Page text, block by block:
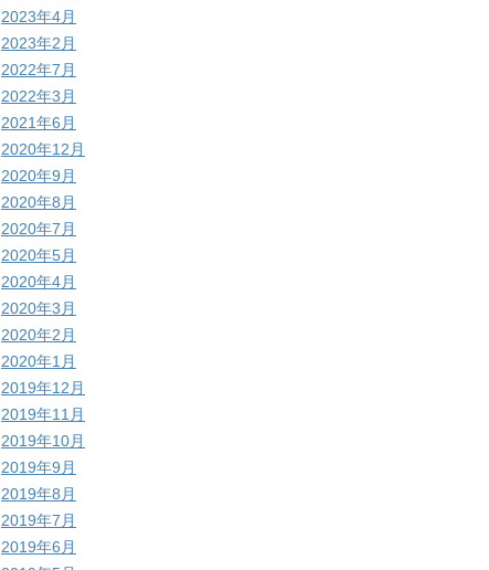
2023年4月
2023年2月
2022年7月
2022年3月
2021年6月
2020年12月
2020年9月
2020年8月
2020年7月
2020年5月
2020年4月
2020年3月
2020年2月
2020年1月
2019年12月
2019年11月
2019年10月
2019年9月
2019年8月
2019年7月
2019年6月